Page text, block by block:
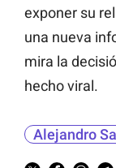
exponer su
una nueva
mira la
hecho viral.
Alejandro